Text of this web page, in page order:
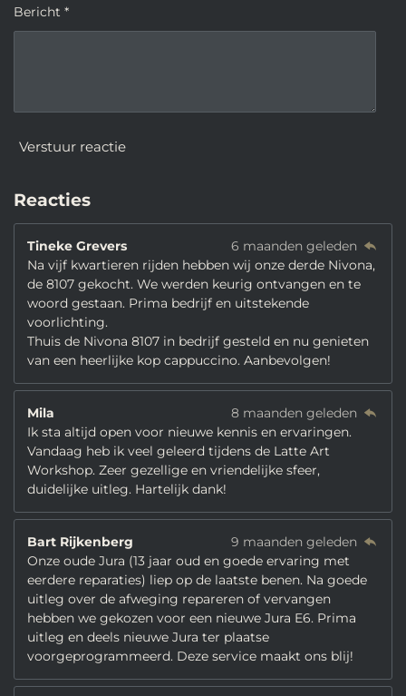
Bericht *
Verstuur reactie
Reacties
Tineke Grevers
6 maanden geleden
Na vijf kwartieren rijden hebben wij onze derde Nivona,
de 8107 gekocht. We werden keurig ontvangen en te
woord gestaan. Prima bedrijf en uitstekende
voorlichting.
Thuis de Nivona 8107 in bedrijf gesteld en nu genieten
van een heerlijke kop cappuccino. Aanbevolgen!
Mila
8 maanden geleden
Ik sta altijd open voor nieuwe kennis en ervaringen.
Vandaag heb ik veel geleerd tijdens de Latte Art
Workshop. Zeer gezellige en vriendelijke sfeer,
duidelijke uitleg. Hartelijk dank!
Bart Rijkenberg
9 maanden geleden
Onze oude Jura (13 jaar oud en goede ervaring met
eerdere reparaties) liep op de laatste benen. Na goede
uitleg over de afweging repareren of vervangen
hebben we gekozen voor een nieuwe Jura E6. Prima
uitleg en deels nieuwe Jura ter plaatse
voorgeprogrammeerd. Deze service maakt ons blij!